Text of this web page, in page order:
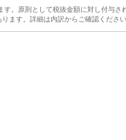
。原則として税抜金額に対し付与さ
ます。詳細は内訳からご確認ください